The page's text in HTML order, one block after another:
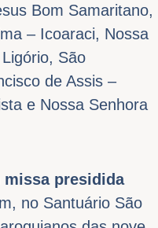
Bom Samaritano,
– Icoaraci, Nossa
São
de Assis –
e Nossa Senhora
missa presidida
no Santuário São